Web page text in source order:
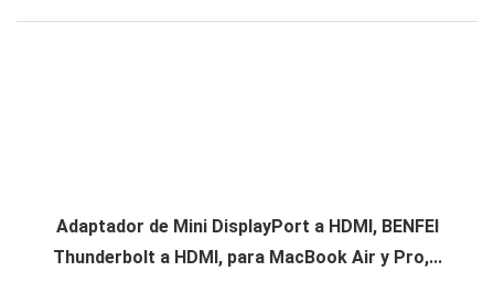
Adaptador de Mini DisplayPort a HDMI, BENFEI
Thunderbolt a HDMI, para MacBook Air y Pro,...